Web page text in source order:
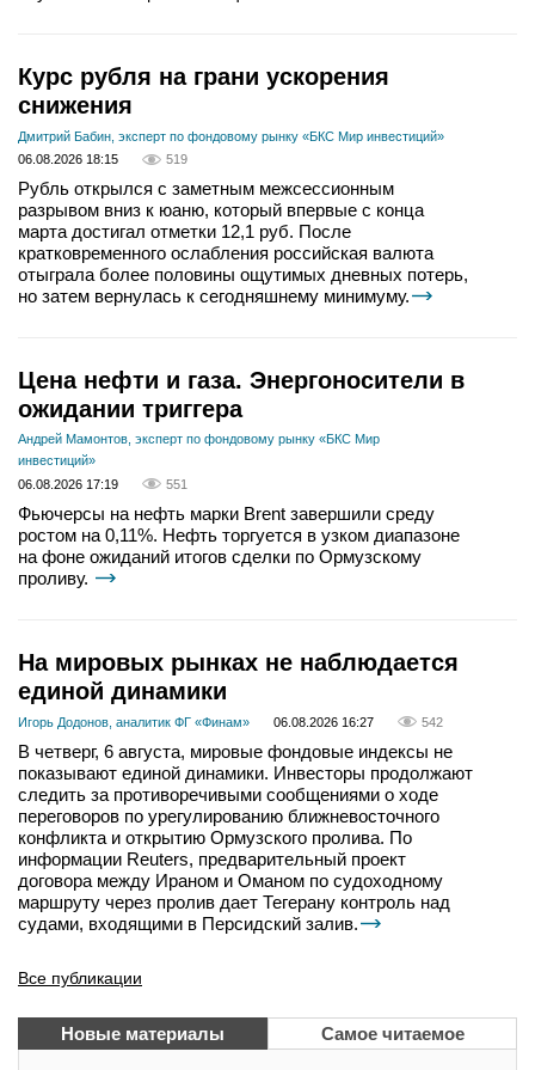
Курс рубля на грани ускорения
снижения
Дмитрий Бабин, эксперт по фондовому рынку «БКС Мир инвестиций»
06.08.2026 18:15
519
Рубль открылся с заметным межсессионным
разрывом вниз к юаню, который впервые с конца
марта достигал отметки 12,1 руб. После
кратковременного ослабления российская валюта
отыграла более половины ощутимых дневных потерь,
но затем вернулась к сегодняшнему минимуму.
Цена нефти и газа. Энергоносители в
ожидании триггера
Андрей Мамонтов, эксперт по фондовому рынку «БКС Мир
инвестиций»
06.08.2026 17:19
551
Фьючерсы на нефть марки Brent завершили среду
ростом на 0,11%. Нефть торгуется в узком диапазоне
на фоне ожиданий итогов сделки по Ормузскому
проливу.
На мировых рынках не наблюдается
единой динамики
Игорь Додонов, аналитик ФГ «Финам» 06.08.2026 16:27 542
В четверг, 6 августа, мировые фондовые индексы не
показывают единой динамики. Инвесторы продолжают
следить за противоречивыми сообщениями о ходе
переговоров по урегулированию ближневосточного
конфликта и открытию Ормузского пролива. По
информации Reuters, предварительный проект
договора между Ираном и Оманом по судоходному
маршруту через пролив дает Тегерану контроль над
судами, входящими в Персидский залив.
Все публикации
Новые материалы Самое читаемое